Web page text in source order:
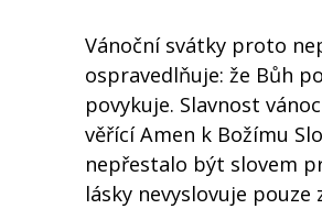
Vánoční svátky proto
ospravedlňuje: že Bůh
povykuje. Slavnost
věřící Amen k Božímu
nepřestalo být slovem
lásky nevyslovuje